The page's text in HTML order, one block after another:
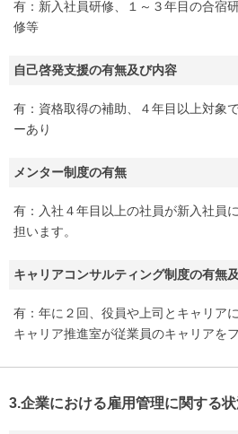
有：新入社員研修、１～３年目の合宿
修等
自己啓発支援の有無及び内容
有：資格取得の補助、４年目以上対象
ーあり
メンター制度の有無
有：入社４年目以上の社員が新入社員
担います。
キャリアコンサルティング制度の有無
有：年に２回、役員や上司とキャリア
キャリア推進室が従業員のキャリアを
3.企業における雇用管理に関する